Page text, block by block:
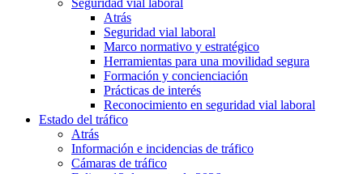
Seguridad vial laboral
Atrás
Seguridad vial laboral
Marco normativo y estratégico
Herramientas para una movilidad segura
Formación y concienciación
Prácticas de interés
Reconocimiento en seguridad vial laboral
Estado del tráfico
Atrás
Información e incidencias de tráfico
Cámaras de tráfico